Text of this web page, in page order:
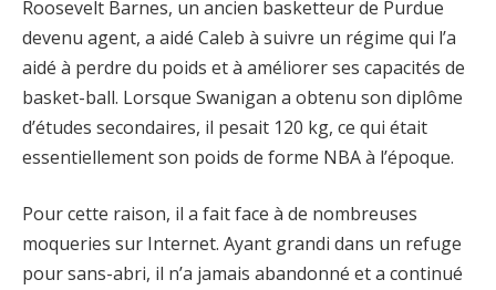
Roosevelt Barnes, un ancien basketteur de Purdue
devenu agent, a aidé Caleb à suivre un régime qui l’a
aidé à perdre du poids et à améliorer ses capacités de
basket-ball. Lorsque Swanigan a obtenu son diplôme
d’études secondaires, il pesait 120 kg, ce qui était
essentiellement son poids de forme NBA à l’époque.
Pour cette raison, il a fait face à de nombreuses
moqueries sur Internet. Ayant grandi dans un refuge
pour sans-abri, il n’a jamais abandonné et a continué